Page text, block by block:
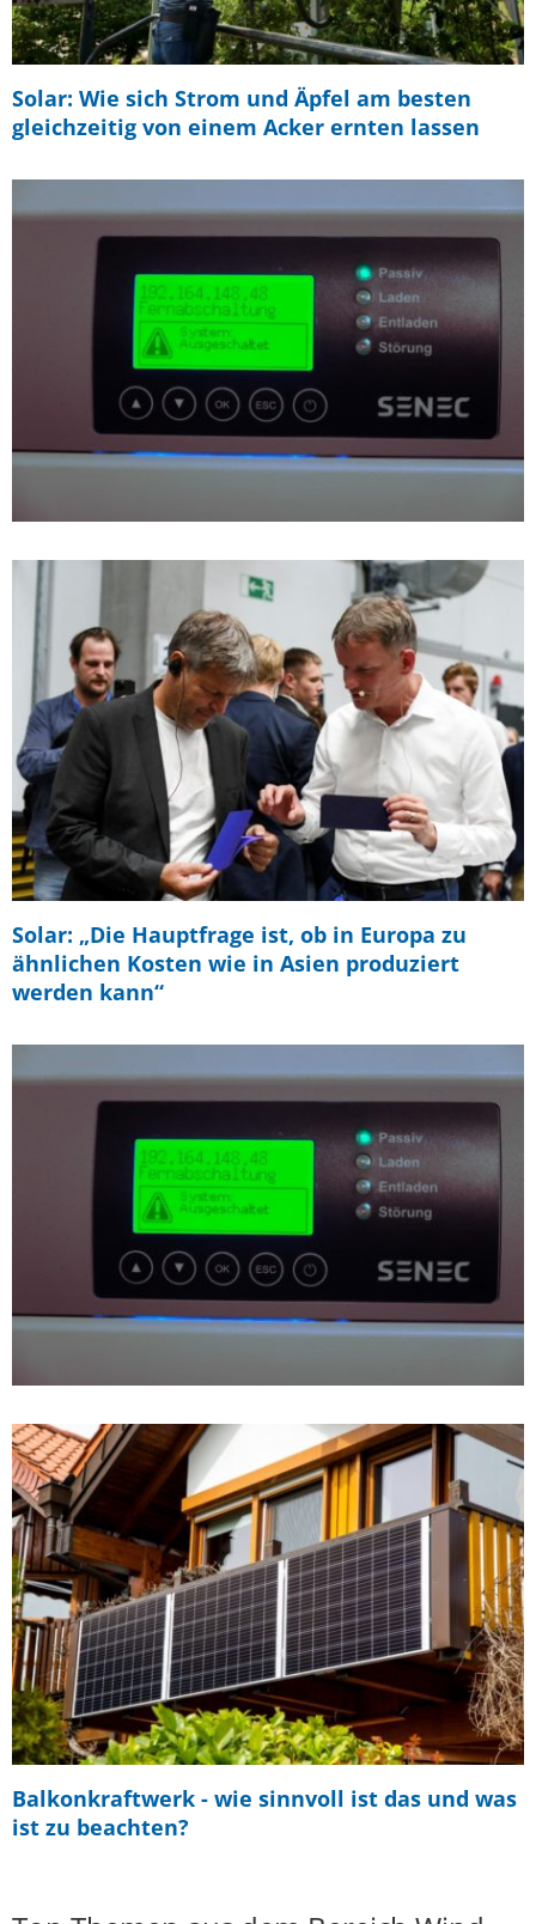
Solar: Wie sich Strom und Äpfel am besten
gleichzeitig von einem Acker ernten lassen
Solar: „Die Hauptfrage ist, ob in Europa zu
ähnlichen Kosten wie in Asien produziert
werden kann“
Balkonkraftwerk - wie sinnvoll ist das und was
ist zu beachten?